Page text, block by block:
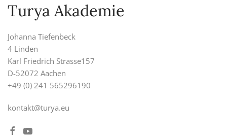
Turya Akademie
Johanna Tiefenbeck
4 Linden
Karl Friedrich Strasse157
D-52072 Aachen
+49 (0) 241 565296190
kontakt@turya.eu